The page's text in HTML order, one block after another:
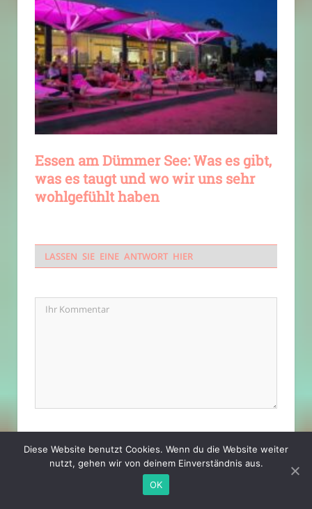
Essen am Dümmer See: Was es gibt,
was es taugt und wo wir uns sehr
wohlgefühlt haben
LASSEN SIE EINE ANTWORT HIER
Diese Website benutzt Cookies. Wenn du die Website weiter
nutzt, gehen wir von deinem Einverständnis aus.
OK